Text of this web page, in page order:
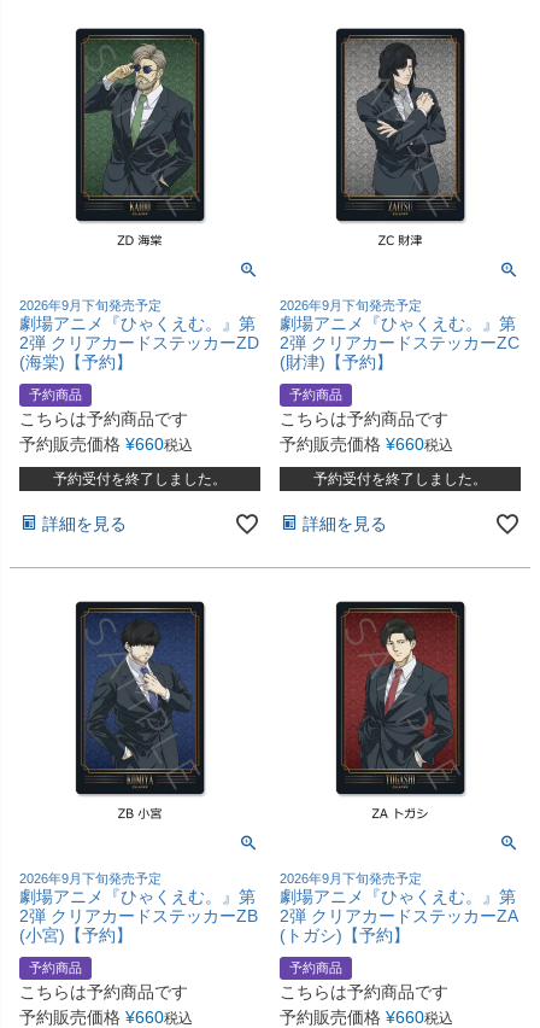
2026年9月下旬発売予定
劇場アニメ『ひゃくえむ。』第
2弾 クリアカードステッカーZD
(海棠)【予約】
予約商品
こちらは予約商品です
予約販売価格 ¥660税込
予約受付を終了しました。
詳細を見る
2026年9月下旬発売予定
劇場アニメ『ひゃくえむ。』第
2弾 クリアカードステッカーZC
(財津)【予約】
予約商品
こちらは予約商品です
予約販売価格 ¥660税込
予約受付を終了しました。
詳細を見る
2026年9月下旬発売予定
劇場アニメ『ひゃくえむ。』第
2弾 クリアカードステッカーZB
(小宮)【予約】
予約商品
こちらは予約商品です
予約販売価格 ¥660税込
2026年9月下旬発売予定
劇場アニメ『ひゃくえむ。』第
2弾 クリアカードステッカーZA
(トガシ)【予約】
予約商品
こちらは予約商品です
予約販売価格 ¥660税込